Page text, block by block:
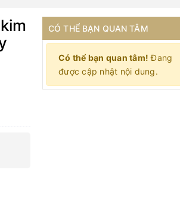
CÓ THỂ BẠN QUAN TÂM
Có thể bạn quan tâm! Đang
được cập nhật nội dung.